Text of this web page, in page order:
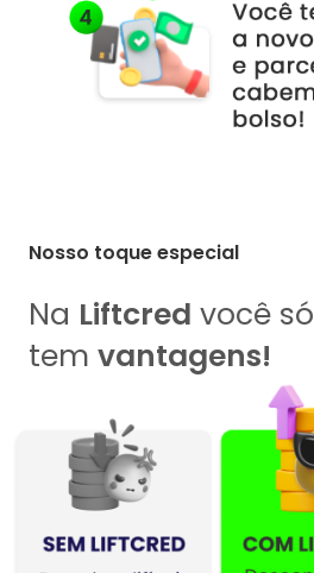
Nosso toque especial
Na Liftcred você só
tem vantagens!